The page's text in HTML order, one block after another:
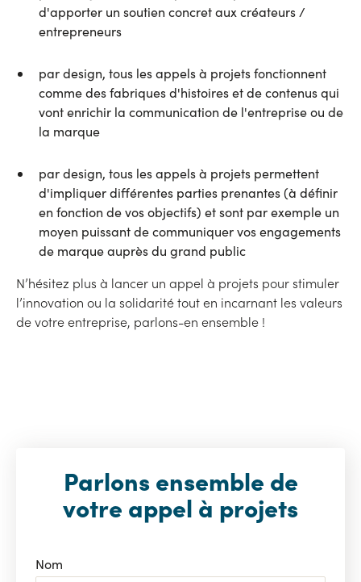
d'apporter un soutien concret aux créateurs /
entrepreneurs
par design, tous les appels à projets fonctionnent
comme des fabriques d'histoires et de contenus qui
vont enrichir la communication de l'entreprise ou de
la marque
par design, tous les appels à projets permettent
d'impliquer différentes parties prenantes (à définir
en fonction de vos objectifs) et sont par exemple un
moyen puissant de communiquer vos engagements
de marque auprès du grand public
N’hésitez plus à lancer un appel à projets pour stimuler
l’innovation ou la solidarité tout en incarnant les valeurs
de votre entreprise, parlons-en ensemble !
Parlons ensemble de
votre appel à projets
Nom